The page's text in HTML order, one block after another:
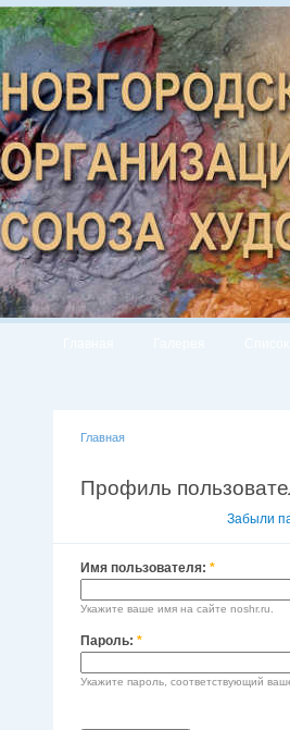
Главная
Профиль
Забыли
Имя пользователя: *
Укажите ваше имя на сайте noshr.ru.
Пароль: *
Укажите пароль, соответствующий